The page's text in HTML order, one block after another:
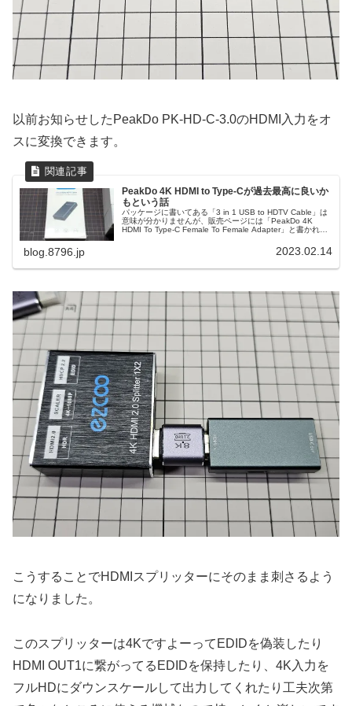
以前お知らせしたPeakDo PK-HD-C-3.0のHDMI入力をオ
スに変換できます。
PeakDo 4K HDMI to Type-Cが過去最高に良いか
もという話
パッケージに書いてある「3 in 1 USB to HDTV Cable」は
意味が分かりませんが、販売ページには「PeakDo 4K
HDMI To Type-C Female To Female Adapter」と書かれて
USB Type-C DP Alt入力しかないディスプレイでHDMI出力
の機器を利用するための変換アダプターです。
blog.8796.jp 2023.02.14
こうすることでHDMIスプリッターにそのまま刺さるよう
になりました。
このスプリッターは4KですよーってEDIDを偽装したり
HDMI OUT1に繋がってるEDIDを保持したり、4K入力を
フルHDにダウンスケールして出力してくれたり工夫次第